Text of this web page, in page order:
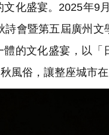
化盛宴。2025年9
會暨第五屆廣州文
的文化盛宴，以
風俗，讓整座城市